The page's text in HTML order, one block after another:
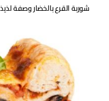
شوربة القرع بالخضار وصفة